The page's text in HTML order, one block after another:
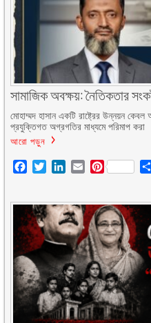
সামাজিক অবক্ষয়: নৈতিকতার
মোহাম্মদ হাসান একটি রাষ্ট্রের উন্নয়ন কেবল
প্রযুক্তিগত অগ্রগতির মাধ্যমে পরিমাপ করা
আরো পড়ুন
Facebook
TwitterLinkedIn
EmailPinterest